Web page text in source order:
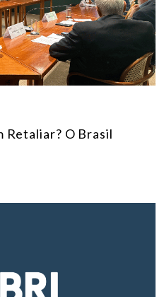
Retaliar? O Brasil